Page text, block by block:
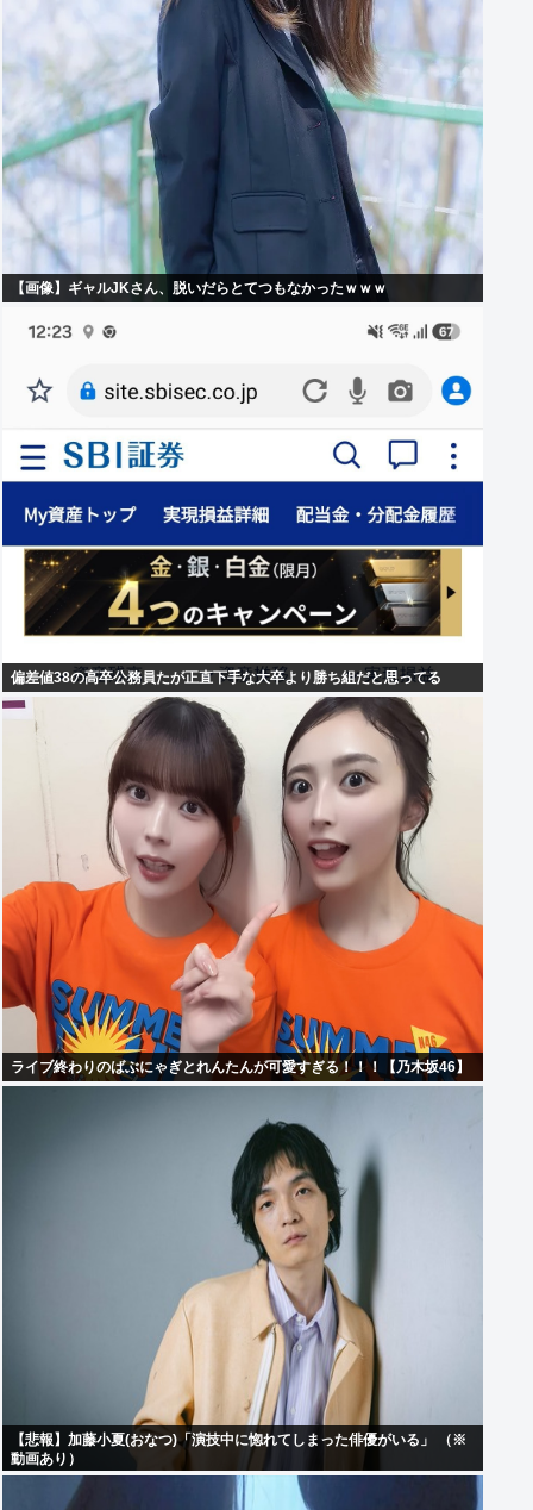
【画像】ギャルJKさん、脱いだらとてつもなかったｗｗｗ
偏差値38の高卒公務員たが正直下手な大卒より勝ち組だと思ってる
ライブ終わりのばぶにゃぎとれんたんが可愛すぎる！！！【乃木坂46】
【悲報】加藤小夏(おなつ)「演技中に惚れてしまった俳優がいる」 （※
動画あり）